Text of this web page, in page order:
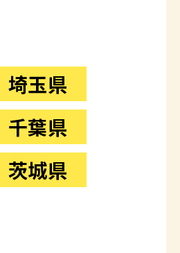
埼玉県
千葉県
茨城県